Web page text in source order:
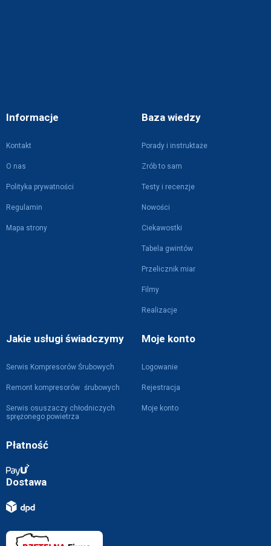
Informacje
Kontakt
O nas
Polityka prywatności
Regulamin
Mapa strony
Baza wiedzy
Porady i instruktaże
Zrób to sam
Testy i recenzje
Nowości
Ciekawostki
Tabela gwintów
Przelicznik miar
Filmy
Realizacje
Jakie usługi świadczymy
Serwis Kompresorów Śrubowych
Remont kompresorów śrubowych
Serwis osuszaczy chłodniczych
sprężonego powietrza
Moje konto
Logowanie
Rejestracja
Moje konto
Płatność
Dostawa